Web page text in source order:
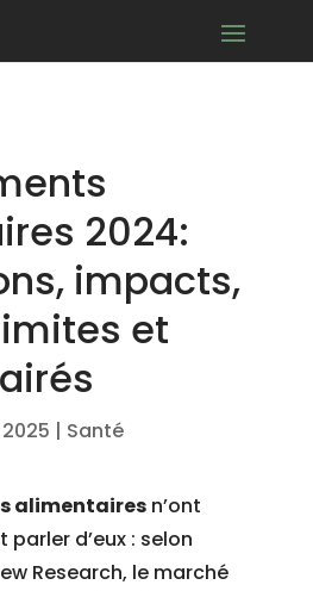
2024:
impacts,
et
| Santé
alimentairesn’ont
d’eux : selon
Research, le marché